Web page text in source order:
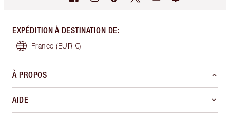
EXPÉDITION À DESTINATION DE:
France (EUR €)
À PROPOS
AIDE